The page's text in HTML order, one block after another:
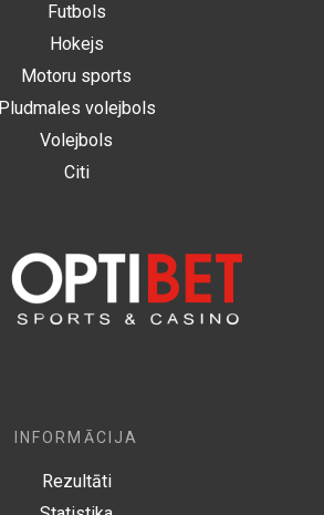
Futbols
Hokejs
Motoru sports
Pludmales volejbols
Volejbols
Citi
INFORMĀCIJA
Rezultāti